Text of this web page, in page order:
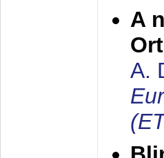
A
A.